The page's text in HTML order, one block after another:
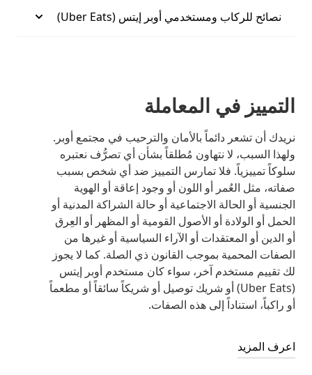
نصائح للركاب ومستخدمي أوبر إيتس (Uber Eats)
التمييز في المعاملة
نريدك أن تشعر دائماً بالأمان والترحيب في مجتمع أوبر.
ولهذا السبب، لا نتهاون مُطلقاً بشأن أي تصرُّف نعتبره
سلوكاً تمييزياً. فلا تمارس التمييز ضد أي شخص بسبب
صفاته، مثل العُمر أو اللون أو وجود إعاقة أو الهوية
الجنسية أو الحالة الاجتماعية أو حالة الشراكة المدنية أو
الحمل أو الولادة أو الأصول القومية أو المظهر أو العِرق
أو الدين أو المعتقدات أو الآراء السياسية أو غيرها من
الصفات المحمية بموجب القانون ذي الصلة. كما لا يجوز
لك تقييم مستخدم آخر، سواء كان مستخدم أوبر إيتس
(Uber Eats) أو شريك توصيل أو شريكاً سائقاً أو مطعماً
أو راكباً، استناداً إلى هذه الصفات.
اعرف المزيد